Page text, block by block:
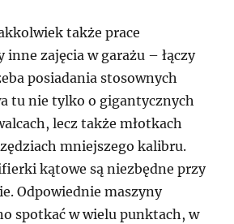
także prace
inne zajęcia w garażu – łączy
posiadania stosownych
tu nie tylko o gigantycznych
lecz także młotkach
mniejszego kalibru.
kątowe są niezbędne przy
Odpowiednie maszyny
spotkać w wielu punktach, w